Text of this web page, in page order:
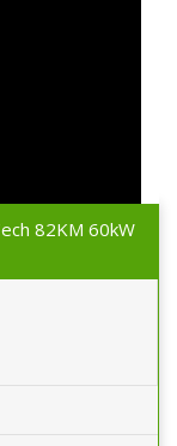
82KM 60kW